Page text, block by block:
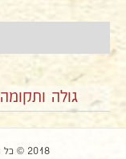
גולה ותקומה
2018 © כל הזכויות שמורות ליוסי עופר "גולה ותקומה"